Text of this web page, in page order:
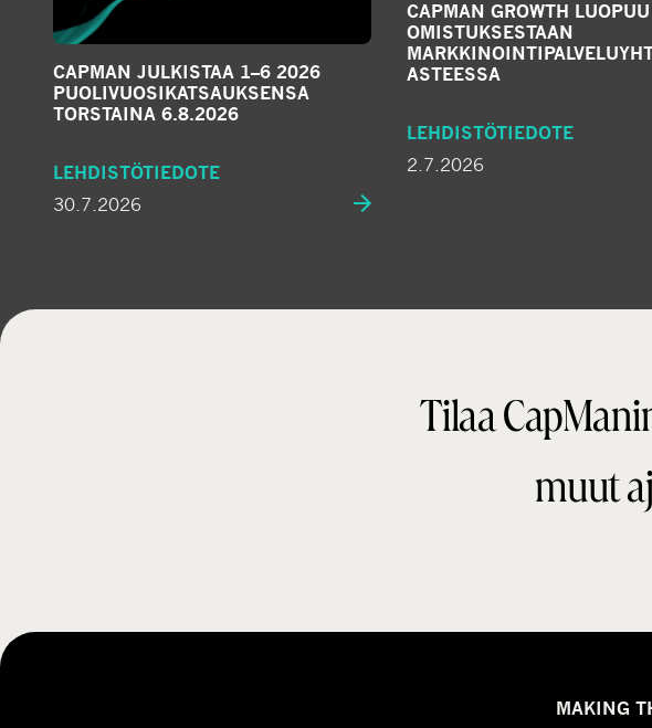
CAPMAN JULKISTAA 1–6 2026
PUOLIVUOSIKATSAUKSENSA
TORSTAINA 6.8.2026
LEHDISTÖTIEDOTE
30.7.2026
CAPMAN GROWTH LUOPUU
OMISTUKSESTAAN
ASTEESSA
LEHDISTÖTIEDOTE
2.7.2026
Tilaa
muut
MAKING